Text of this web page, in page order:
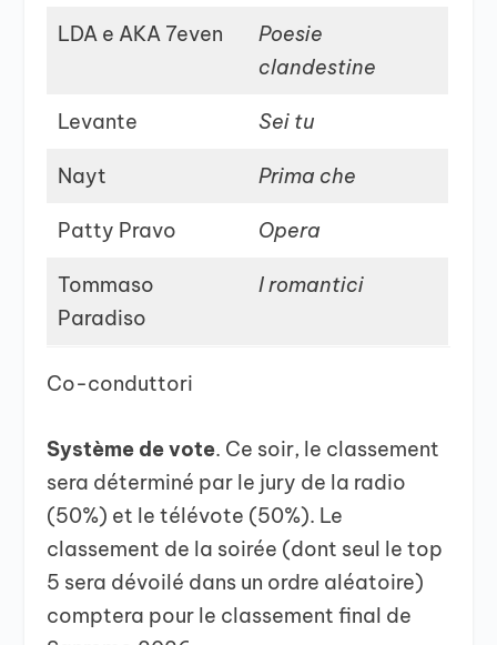
LDA e AKA 7even
Poesie
clandestine
Levante Sei tu
Nayt Prima che
Patty Pravo Opera
Tommaso
Paradiso
I romantici
Co-conduttori
Système de vote. Ce soir, le classement
sera déterminé par le jury de la radio
(50%) et le télévote (50%). Le
classement de la soirée (dont seul le top
5 sera dévoilé dans un ordre aléatoire)
comptera pour le classement final de